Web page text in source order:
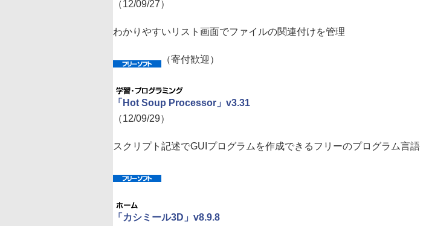
（12/09/27）
わかりやすいリスト画面でファイルの関連付けを管理
（寄付歓迎）
「Hot Soup Processor」v3.31
（12/09/29）
スクリプト記述でGUIプログラムを作成できるフリーのプログラム言語
「カシミール3D」v8.9.8